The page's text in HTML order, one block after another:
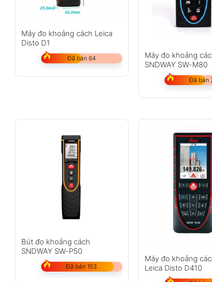
Máy đo khoảng cách Leica
Disto D1
Đã bán 64
Máy đo khoảng
SNDWAY SW-M80
Đã bán
Bút đo khoảng cách
SNDWAY SW-P50
Đã bán 153
Máy đo khoảng
Leica Disto D410